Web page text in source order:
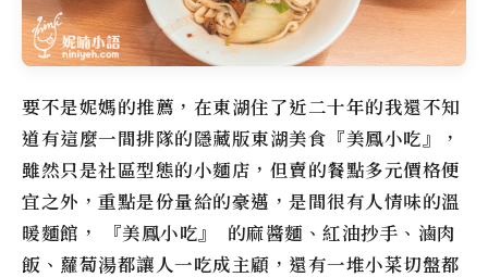
要不是妮媽的推薦，在東湖住了近二十年的我還不知
道有這麼一間排隊的隱藏版東湖美食『美鳳小吃』，
雖然只是社區型態的小麵店，但賣的餐點多元價格便
宜之外，重點是份量給的豪邁，是間很有人情味的溫
暖麵館， 『美鳳小吃』 的麻醬麵、紅油抄手、滷肉
飯、蘿蔔湯都讓人一吃成主顧，還有一堆小菜切盤都